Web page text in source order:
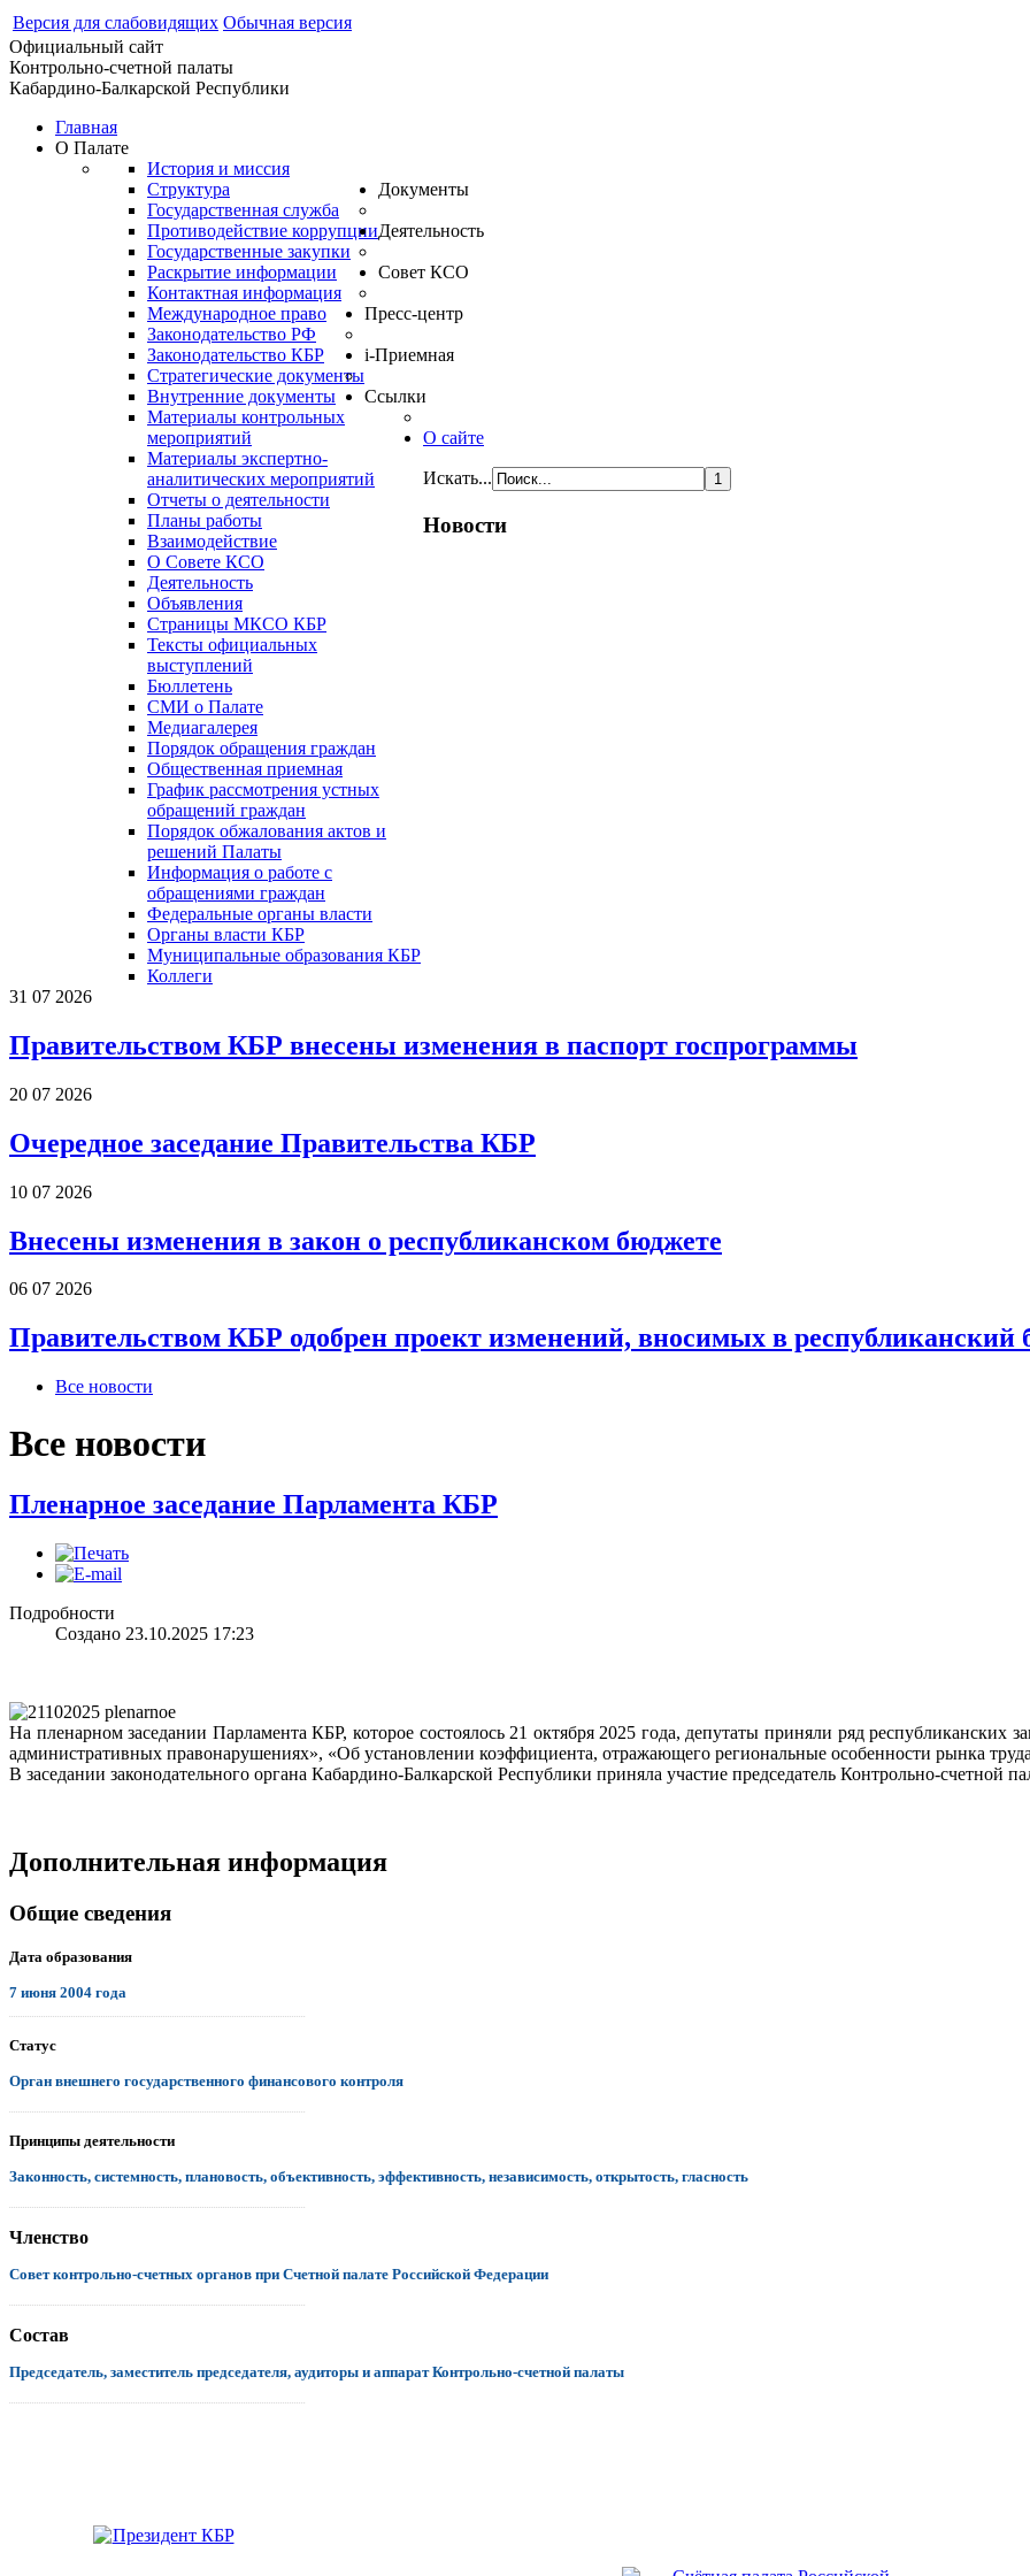
Версия для слабовидящих Обычная версия
Официальный сайт
Контрольно-счетной палаты
Кабардино-Балкарской Республики
Главная
О Палате
История и миссия
Структура
Государственная служба
Противодействие коррупции
Государственные закупки
Раскрытие информации
Контактная информация
Документы
Международное право
Законодательство РФ
Законодательство КБР
Стратегические документы
Внутренние документы
Деятельность
Материалы контрольных
мероприятий
Материалы экспертно-
аналитических мероприятий
Отчеты о деятельности
Планы работы
Взаимодействие
Совет КСО
О Совете КСО
Деятельность
Объявления
Страницы МКСО КБР
Пресс-центр
Тексты официальных
выступлений
Бюллетень
СМИ о Палате
Медиагалерея
i-Приемная
Порядок обращения граждан
Общественная приемная
График рассмотрения устных
обращений граждан
Порядок обжалования актов и
решений Палаты
Информация о работе с
обращениями граждан
Ссылки
Федеральные органы власти
Органы власти КБР
Муниципальные образования КБР
Коллеги
О сайте
Искать...
Новости
31 07 2026
Правительством КБР внесены изменения в паспорт госпрограммы
20 07 2026
Очередное заседание Правительства КБР
10 07 2026
Внесены изменения в закон о республиканском бюджете
06 07 2026
Правительством КБР одобрен проект изменений, вносимых в республиканский
Все новости
Все новости
Пленарное заседание Парламента КБР
Подробности
Создано 23.10.2025 17:23
На пленарном заседании Парламента КБР, которое состоялось 21 октября 2025 года, депутаты приняли ряд
административных правонарушениях», «Об установлении коэффициента, отражающего региональные особенности рынка
В заседании законодательного органа Кабардино-Балкарской Республики приняла участие председатель Контрольно-счетной
Дополнительная информация
Общие сведения
Дата образования
7 июня 2004 года
Статус
Орган внешнего государственного финансового контроля
Принципы деятельности
Законность, системность, плановость, объективность, эффективность, независимость, открытость, гласность
Членство
Совет контрольно-счетных органов при Счетной палате Российской Федерации
Состав
Председатель, заместитель председателя, аудиторы и аппарат Контрольно-счетной палаты